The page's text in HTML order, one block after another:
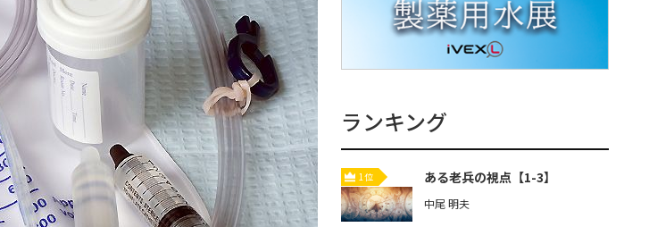
ランキング
1位 ある老兵の視点【1-3】
中尾 明夫